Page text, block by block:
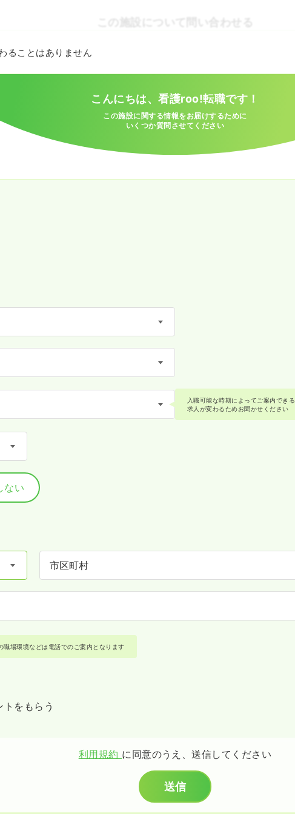
この施設について問い合わせる
ることはありません
こんにちは、看護roo!転職です！
この施設に関する情報をお届けするために
いくつか質問させてください
入職可能な時期によってご案内できる
求人が変わるためお聞かせください
ない
職場環境などは電話でのご案内となります
トをもらう
利用規約 に同意のうえ、送信してください
送信